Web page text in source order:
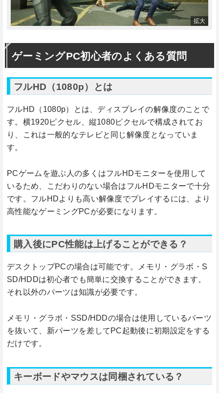
ゲーミングPC初心者のよくある質問
フルHD（1080p）とは
フルHD（1080p）とは、ディスプレイの解像度のことで
す。横1920ピクセル、縦1080ピクセルで構成されてお
り、これは一般的なテレビと同じ解像度となっていま
す。
PCゲームを遊ぶ人の多くはフルHDモニターを使用して
いるため、こだわりのない場合はフルHDモニターで十分
です。フルHDよりも高い解像度でプレイするには、より
高性能なゲーミングPCが必要になります。
購入後にPC性能は上げることができる？
デスクトップPCの場合は可能です。メモリ・グラボ・S
SD/HDDは初心者でも簡単に交換することができます。
それ以外のパーツは知識が必要です。
メモリ・グラボ・SSD/HDDの場合は使用しているパーツ
を抜いて、新パーツを差してPC起動後に初期設定をする
だけです。
キーボードやマウスは同梱されている？